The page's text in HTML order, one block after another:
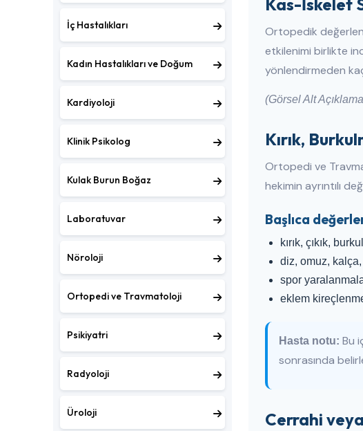
İç Hastalıkları
Kadın Hastalıkları ve Doğum
Kardiyoloji
Klinik Psikolog
Kulak Burun Boğaz
Laboratuvar
Nöroloji
Ortopedi ve Travmatoloji
Psikiyatri
Radyoloji
Üroloji
Kas-İskelet
Ortopedik
etkilenimi birlikte
yönlendirmeden
(Görsel Alt
Kırık,
Ortopedi ve
hekimin ayrıntılı
Başlıca
kırık, çıkık,
diz, omuz,
spor
eklem
Hasta notu: Bu
sonrasında
Cerrahi